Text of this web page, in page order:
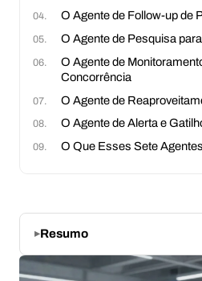
Resumo
O Agente de Follow-up de
O Agente de Pesquisa
O Agente de
Concorrência
O Agente de
O Agente de Alerta e
O Que Esses Sete